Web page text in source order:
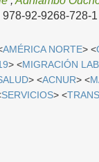
92-9268-728-1
AMÉRICA NORTE> <
> <MIGRACIÓN
> <ACNUR> <
SERVICIOS> <